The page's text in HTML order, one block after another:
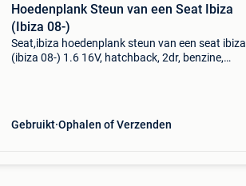
Hoedenplank Steun van een Seat Ibiza
(Ibiza 08-)
Seat,ibiza hoedenplank steun van een seat ibiza
(ibiza 08-) 1.6 16V, hatchback, 2dr, benzine,
Gebruikt Ophalen of Verzenden